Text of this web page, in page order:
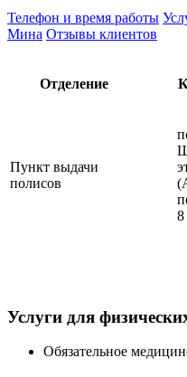
Телефон и время работы
Мина Отзывы клиентов
Отделение
Пункт выдачи
полисов
8
Услуги для
Обязательное